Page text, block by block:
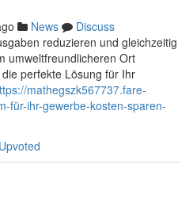
News
Discuss
reduzieren und gleichzeitig
umweltfreundlicheren Ort
perfekte Lösung für Ihr
mathegszk567737.fare-
für-ihr-gewerbe-kosten-sparen-